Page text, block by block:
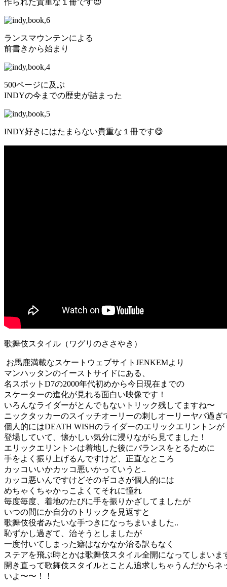
作られた貴重な１冊です😍
ランスマウンテンによる
前書きから始まり
500ページに及ぶ
INDYの今までの歴史が詰まった
INDY好きにはたまらない貴重な１冊です😋
歌舞伎スタイル（ワグリのささやき）
お馬鹿満載なスケートウェブサイトJENKEMより
マンハッタンのイーストサイドにある、
名スポットD7の2000年代初めから今日現在までの
スケーターの進化が見れる面白い映像です！
いろんなライダーがとんでもないトリック残してますね〜
ニックタッカーのスイッチオーリーの刺しオーリーヤバ過ぎ
個人的にはDEATH WISHのライダーのエリックエリントンが
登場していて、懐かしい気分に浸りながら見てました！
エリックエリントンは着地した後にバランスをとるために
手をよく振り上げるんですけど、正直なところ
カッコいいかカッコ悪いかっていうと..
カッコ悪いんですけどそのギコさが個人的には
めちゃくちゃかっこよくてそれに憧れ
毎度毎度、着地のたびに手を振りかざしてましたが
いつの間にか自分のトリックを見返すと
歌舞伎役者みたいな手つきになっちまいました..
恥ずかし過ぎて、治そうとしましたが
一度付いてしまった癖はなかなか治る訳もなく
ステアを飛ぶ時とかは歌舞伎スタイル全開になってしまいま
開き直って歌舞伎スタイルとことん追求しちゃうんだからネ
いよ〜〜！！